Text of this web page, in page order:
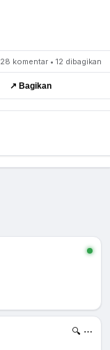
28 komentar • 12 dibagikan
↗️ Bagikan
🔍 ⋯